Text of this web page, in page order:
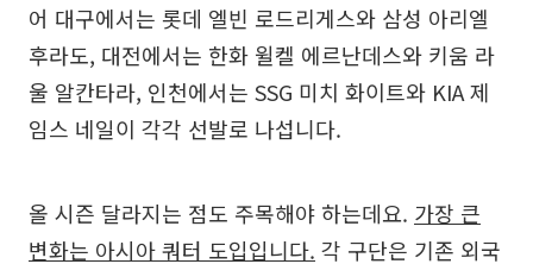
어 대구에서는 롯데 엘빈 로드리게스와 삼성 아리엘
후라도, 대전에서는 한화 윌켈 에르난데스와 키움 라
울 알칸타라, 인천에서는 SSG 미치 화이트와 KIA 제
임스 네일이 각각 선발로 나섭니다.
올 시즌 달라지는 점도 주목해야 하는데요. 가장 큰
변화는 아시아 쿼터 도입입니다. 각 구단은 기존 외국